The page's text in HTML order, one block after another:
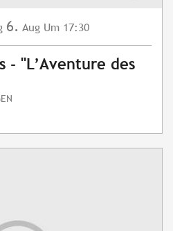
6. Aug Um 17:30
- "L’Aventure des